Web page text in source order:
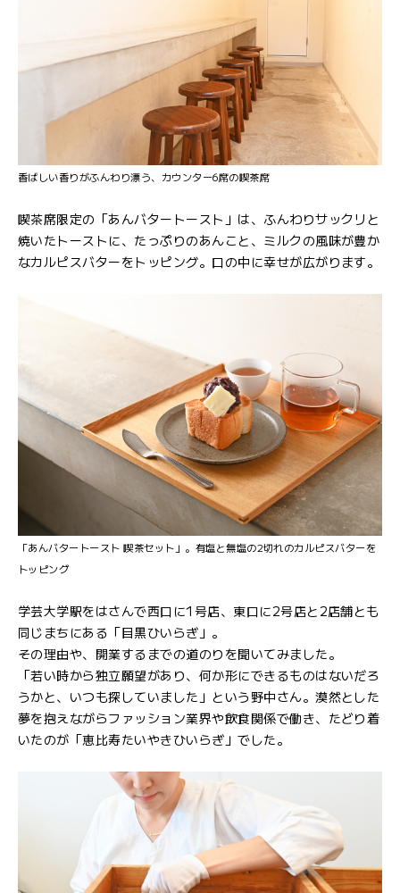
香ばしい香りがふんわり漂う、カウンター6席の喫茶席
喫茶席限定の「あんバタートースト」は、ふんわりサックリと
焼いたトーストに、たっぷりのあんこと、ミルクの風味が豊か
なカルピスバターをトッピング。口の中に幸せが広がります。
「あんバタートースト 喫茶セット」。有塩と無塩の2切れのカルピスバターを
トッピング
学芸大学駅をはさんで西口に1号店、東口に2号店と2店舗とも
同じまちにある「目黒ひいらぎ」。
その理由や、開業するまでの道のりを聞いてみました。
「若い時から独立願望があり、何か形にできるものはないだろ
うかと、いつも探していました」という野中さん。漠然とした
夢を抱えながらファッション業界や飲食関係で働き、たどり着
いたのが「恵比寿たいやきひいらぎ」でした。